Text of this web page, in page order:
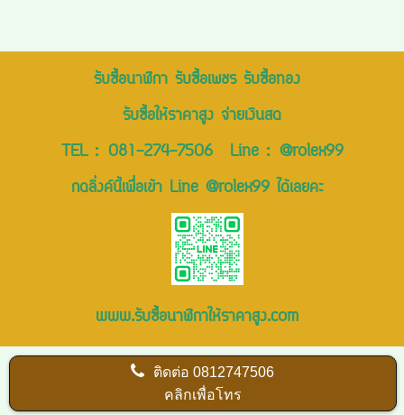
รับซื้อนาฬิกา รับซื้อเพชร รับซื้อทอง
รับซื้อให้ราคาสูง จ่ายเงินสด
TEL : 081-274-7506Line : @rolex99
กดลิ่งค์นี้เพื่อเข้า Line @rolex99 ได้เลยคะ
www.รับซื้อนาฬิกาให้ราคาสูง.com
ติดต่อ0812747506
คลิกเพื่อโทร